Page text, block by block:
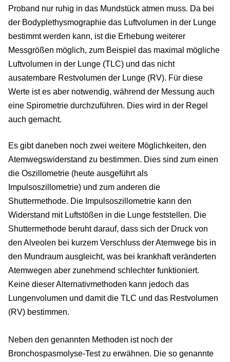
Proband nur ruhig in das Mundstück atmen muss. Da bei
der Bodyplethysmographie das Luftvolumen in der Lunge
bestimmt werden kann, ist die Erhebung weiterer
Messgrößen möglich, zum Beispiel das maximal mögliche
Luftvolumen in der Lunge (TLC) und das nicht
ausatembare Restvolumen der Lunge (RV). Für diese
Werte ist es aber notwendig, während der Messung auch
eine Spirometrie durchzuführen. Dies wird in der Regel
auch gemacht.
Es gibt daneben noch zwei weitere Möglichkeiten, den
Atemwegswiderstand zu bestimmen. Dies sind zum einen
die Oszillometrie (heute ausgeführt als
Impulsoszillometrie) und zum anderen die
Shuttermethode. Die Impulsoszillometrie kann den
Widerstand mit Luftstößen in die Lunge feststellen. Die
Shuttermethode beruht darauf, dass sich der Druck von
den Alveolen bei kurzem Verschluss der Atemwege bis in
den Mundraum ausgleicht, was bei krankhaft veränderten
Atemwegen aber zunehmend schlechter funktioniert.
Keine dieser Alternativmethoden kann jedoch das
Lungenvolumen und damit die TLC und das Restvolumen
(RV) bestimmen.
Neben den genannten Methoden ist noch der
Bronchospasmolyse-Test zu erwähnen. Die so genannte